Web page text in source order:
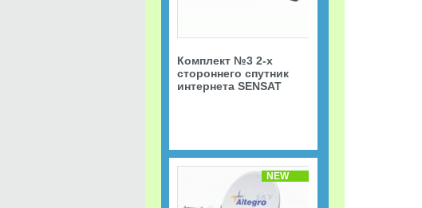
Комплект №3 2-х
стороннего спутник
интернета SENSAT
NEW